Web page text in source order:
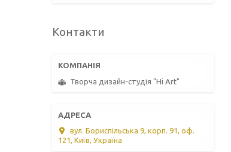
Контакти
Творча дизайн-студія "Hi Art"
вул. Бориспільська 9, корп. 91, оф.
121, Київ, Україна